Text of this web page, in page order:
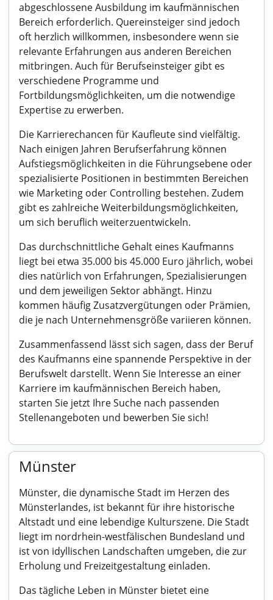
abgeschlossene Ausbildung im kaufmännischen
Bereich erforderlich. Quereinsteiger sind jedoch
oft herzlich willkommen, insbesondere wenn sie
relevante Erfahrungen aus anderen Bereichen
mitbringen. Auch für Berufseinsteiger gibt es
verschiedene Programme und
Fortbildungsmöglichkeiten, um die notwendige
Expertise zu erwerben.
Die Karrierechancen für Kaufleute sind vielfältig.
Nach einigen Jahren Berufserfahrung können
Aufstiegsmöglichkeiten in die Führungsebene oder
spezialisierte Positionen in bestimmten Bereichen
wie Marketing oder Controlling bestehen. Zudem
gibt es zahlreiche Weiterbildungsmöglichkeiten,
um sich beruflich weiterzuentwickeln.
Das durchschnittliche Gehalt eines Kaufmanns
liegt bei etwa 35.000 bis 45.000 Euro jährlich, wobei
dies natürlich von Erfahrungen, Spezialisierungen
und dem jeweiligen Sektor abhängt. Hinzu
kommen häufig Zusatzvergütungen oder Prämien,
die je nach Unternehmensgröße variieren können.
Zusammenfassend lässt sich sagen, dass der Beruf
des Kaufmanns eine spannende Perspektive in der
Berufswelt darstellt. Wenn Sie Interesse an einer
Karriere im kaufmännischen Bereich haben,
starten Sie jetzt Ihre Suche nach passenden
Stellenangeboten und bewerben Sie sich!
Münster
Münster, die dynamische Stadt im Herzen des
Münsterlandes, ist bekannt für ihre historische
Altstadt und eine lebendige Kulturszene. Die Stadt
liegt im nordrhein-westfälischen Bundesland und
ist von idyllischen Landschaften umgeben, die zur
Erholung und Freizeitgestaltung einladen.
Das tägliche Leben in Münster bietet eine